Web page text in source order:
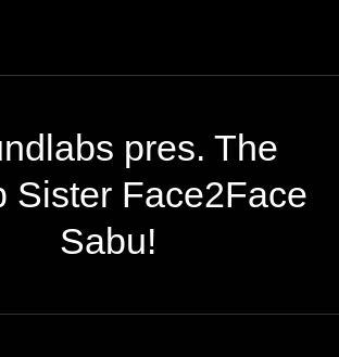
pres. The
Sister Face2Face
Sabu!